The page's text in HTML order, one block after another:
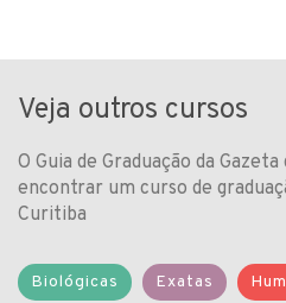
Veja outros cursos
O Guia de Graduação da
encontrar um curso de
Curitiba
Biológicas Exatas